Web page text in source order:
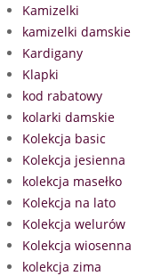
Kamizelki
kamizelki damskie
Kardigany
Klapki
kod rabatowy
kolarki damskie
Kolekcja basic
Kolekcja jesienna
kolekcja masełko
Kolekcja na lato
Kolekcja welurów
Kolekcja wiosenna
kolekcja zima